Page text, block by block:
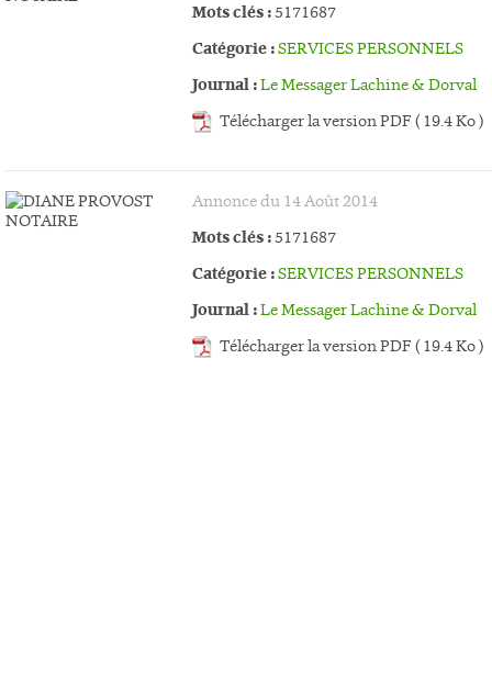
Mots clés :5171687
Catégorie :SERVICES PERSONNELS
Journal :Le Messager Lachine & Dorval
Télécharger la version PDF ( 19.4 Ko )
Annonce du 14 Août 2014
Mots clés :5171687
Catégorie :SERVICES PERSONNELS
Journal :Le Messager Lachine & Dorval
Télécharger la version PDF ( 19.4 Ko )